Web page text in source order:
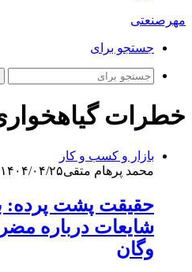
مهرصنعتی
جستجو برای
خطرات
بازار و کسب و کار
محمد پرهام متقی۱۴۰۴/۰۴/۲۵
حقیقت پشت پرده:
شایعات درباره
وگان